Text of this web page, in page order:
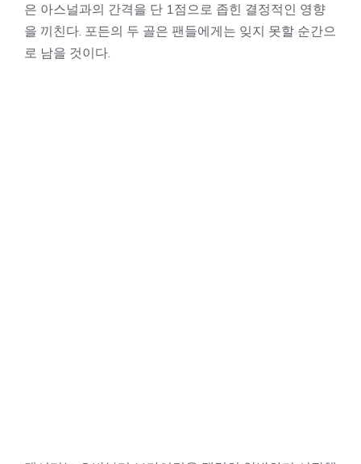
은 아스널과의 간격을 단 1점으로 좁힌 결정적인 영향
을 끼친다. 포든의 두 골은 팬들에게는 잊지 못할 순간으
로 남을 것이다.